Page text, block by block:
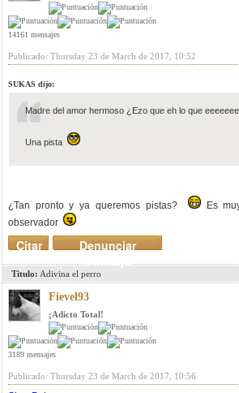
14161 mensajes
Publicado: Thursday 23 de March de 2017, 10:52
SUKAS dijo:
Madre del amor hermoso ¿Ezo que eh lo que
Una pista
¿Tan pronto y ya queremos pistas?
Es
observador
Denunciar
mensaje
Citar
Titulo: Adivina el perro
Fievel93
¡Adicto Total!
3189 mensajes
Publicado: Thursday 23 de March de 2017, 10:56